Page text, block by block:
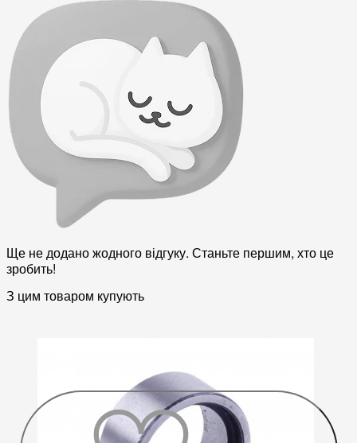
Ще не додано жодного відгуку. Станьте першим, хто це
зробить!
З цим товаром купують